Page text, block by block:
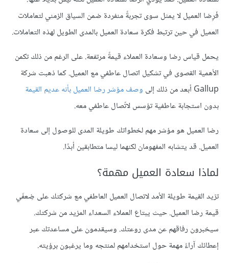
فَرِضا العميل لا يمثل سوى تجربةً منفردة ضمن السياق الزمني لتعاملات
العميل في حين ترتبط فكرة سعادة العميل بالمدى الطويل لهذه التعاملات.
يحمل قياس رضا وسعادة العملاء قيمةً مرتفعة. على الرغم من ذلك تكمن
الأهمية القصوى في تشكيل اتصال عاطفي مع العميل. كما ذهبت شركة
Gallup أبعد من ذلك إلى
وصف مؤشر رضا العميل بأنه عديم القيمة
بدون استجابة عاطفية تؤسس لاتّصال عاطفي معه.
رضا العميل هو مؤشر مهم لخطواتك طويلة المدى للوصول إلى سعادة
العميل. قد يتشابه المفهومان لكنهما ليسا متطابقين أبدًا.
لماذا سعادة العميل مهمة؟
تزيد القيمة طويلة الأمد لاتصال العميل العاطفي مع شركتك على ضِعفَي
قيمة رضا العميل. حيث يبتاع العملاء السعداء المزيد من شركتك.
سيخبرون رفاقهم عن مدى روعتك. وسيقدمون على مساعدتك عبر
إعطائك آراءً مهمة حول استخدامهم لمنتجه وما يرغبون برؤيته.